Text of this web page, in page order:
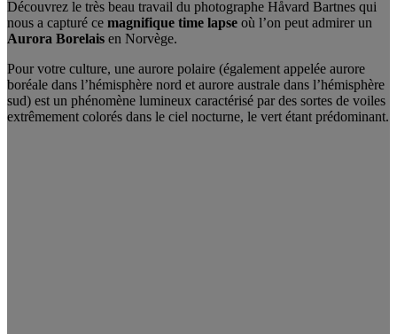
Découvrez le très beau travail du photographe Håvard Bartnes qui
nous a capturé ce magnifique time lapse où l’on peut admirer un
Aurora Borelais en Norvège.
Pour votre culture, une aurore polaire (également appelée aurore
boréale dans l’hémisphère nord et aurore australe dans l’hémisphère
sud) est un phénomène lumineux caractérisé par des sortes de voiles
extrêmement colorés dans le ciel nocturne, le vert étant prédominant.